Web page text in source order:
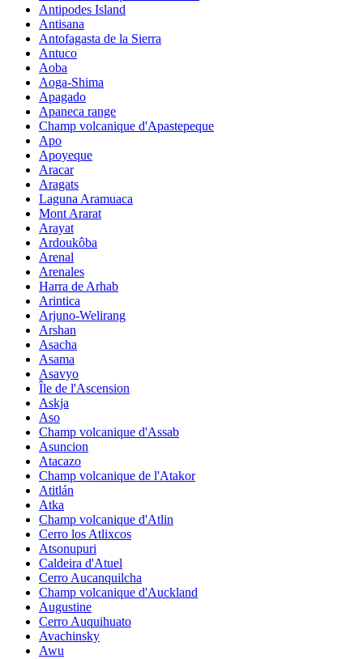
Antipodes Island
Antisana
Antofagasta de la Sierra
Antuco
Aoba
Aoga-Shima
Apagado
Apaneca range
Champ volcanique d'Apastepeque
Apo
Apoyeque
Aracar
Aragats
Laguna Aramuaca
Mont Ararat
Arayat
Ardoukôba
Arenal
Arenales
Harra de Arhab
Arintica
Arjuno-Welirang
Arshan
Asacha
Asama
Asavyo
Île de l'Ascension
Askja
Aso
Champ volcanique d'Assab
Asuncion
Atacazo
Champ volcanique de l'Atakor
Atitlán
Atka
Champ volcanique d'Atlin
Cerro los Atlixcos
Atsonupuri
Caldeira d'Atuel
Cerro Aucanquilcha
Champ volcanique d'Auckland
Augustine
Cerro Auquihuato
Avachinsky
Awu